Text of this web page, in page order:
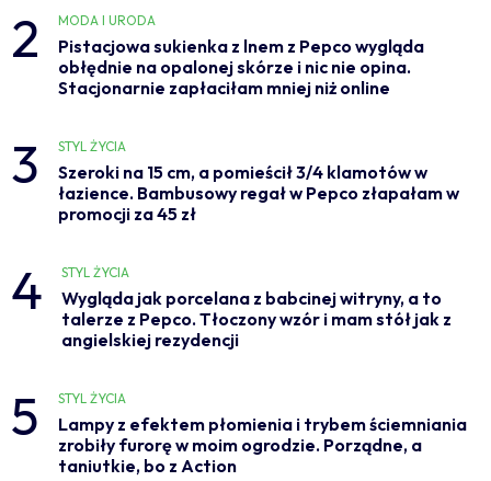
2 MODA I URODA
Pistacjowa sukienka z lnem z Pepco wygląda
obłędnie na opalonej skórze i nic nie opina.
Stacjonarnie zapłaciłam mniej niż online
3 STYL ŻYCIA
Szeroki na 15 cm, a pomieścił 3/4 klamotów w
łazience. Bambusowy regał w Pepco złapałam w
promocji za 45 zł
4 STYL ŻYCIA
Wygląda jak porcelana z babcinej witryny, a to
talerze z Pepco. Tłoczony wzór i mam stół jak z
angielskiej rezydencji
5 STYL ŻYCIA
Lampy z efektem płomienia i trybem ściemniania
zrobiły furorę w moim ogrodzie. Porządne, a
taniutkie, bo z Action